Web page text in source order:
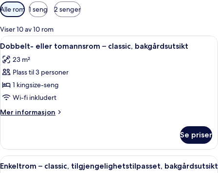
Tilgjengelige
filtre
for
rom
Alle rom 1 seng 2 senger
Viser 10 av 10 rom
Åpne
alle
bildene
av
Dobbelt-
eller
tomannsrom
–
bakgårdsutsikt
Dobbelt- eller tomannsrom –
10
Dobbelt- eller tomannsrom – classic, bakgårdsutsikt
23 m²
Plass til 3 personer
1 kingsize-seng
Wi-fi inkludert
Mer informasjon
Mer
eller
tomannsrom
–
Se priser
Åpne
Enkeltrom – classic,
7
Enkeltrom – classic, tilgjengelighetstilpasset, bakgårdsutsikt